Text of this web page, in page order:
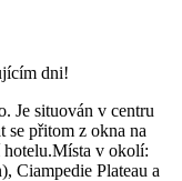
dni!
Je situován v centru
se přitom z okna na
hotelu.Místa v okolí:
Ciampedie Plateau a